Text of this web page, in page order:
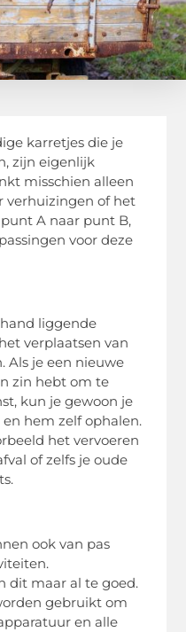
karretjes die je
zijn eigenlijk
misschien alleen
verhuizingen of het
A naar punt B,
voor deze
liggende
verplaatsen van
Als je een nieuwe
zin hebt om te
kun je gewoon je
hem zelf ophalen.
het vervoeren
of zelfs je oude
ook van pas
dit maar al te goed.
gebruikt om
en alle